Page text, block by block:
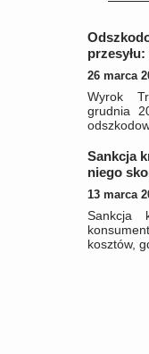
26 marca
Wyrok
grudnia
Sankcja
niego
13 marca
Sankcja
kosztów,